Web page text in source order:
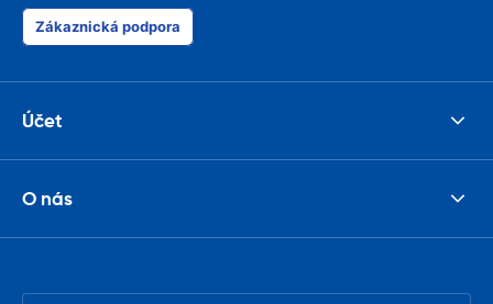
Zákaznická podpora
Účet
O nás